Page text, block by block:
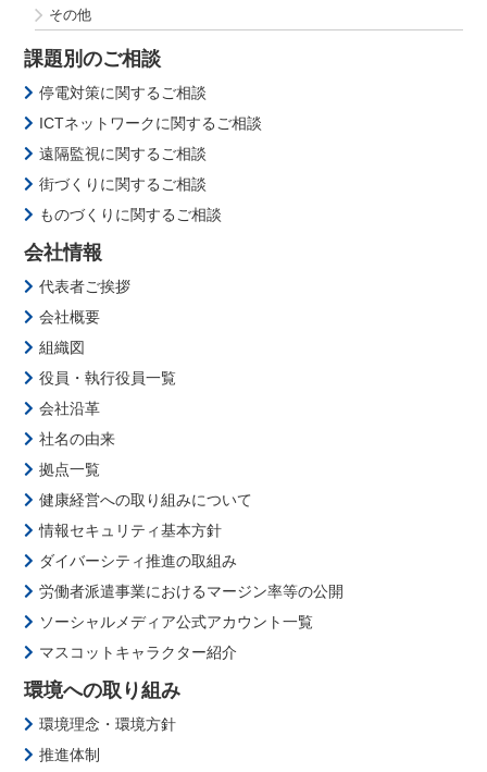
その他
課題別のご相談
停電対策に関するご相談
ICTネットワークに関するご相談
遠隔監視に関するご相談
街づくりに関するご相談
ものづくりに関するご相談
会社情報
代表者ご挨拶
会社概要
組織図
役員・執行役員一覧
会社沿革
社名の由来
拠点一覧
健康経営への取り組みについて
情報セキュリティ基本方針
ダイバーシティ推進の取組み
労働者派遣事業におけるマージン率等の公開
ソーシャルメディア公式アカウント一覧
マスコットキャラクター紹介
環境への取り組み
環境理念・環境方針
推進体制